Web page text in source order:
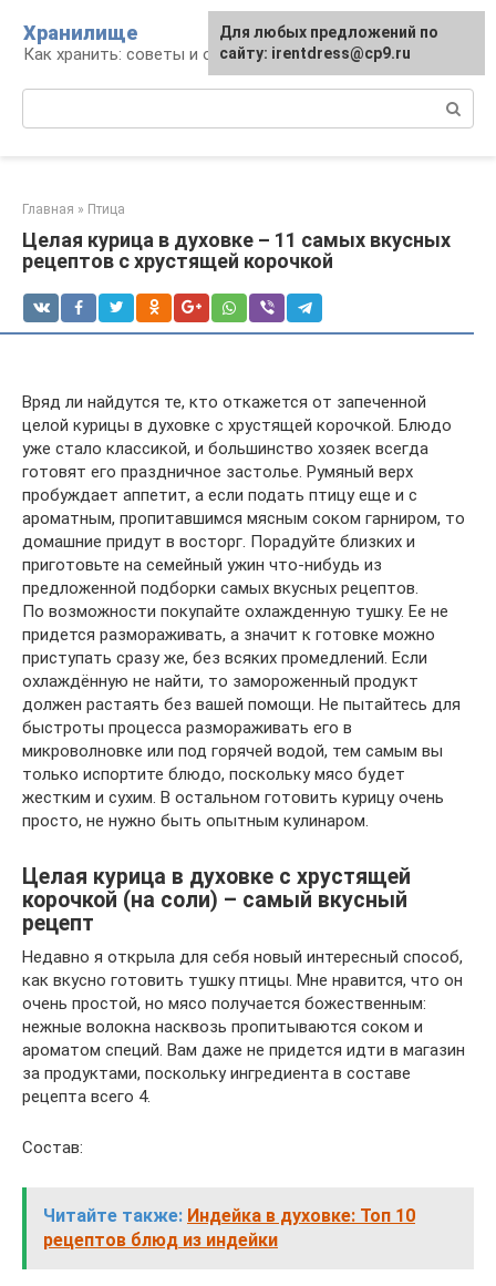
контенту
Хранилище
Как хранить: советы и опыт
Главная » Птица
Целая курица в духовке – 11 самых вкусных
рецептов с хрустящей корочкой
Вряд ли найдутся те, кто откажется от запеченной
целой курицы в духовке с хрустящей корочкой. Блюдо
уже стало классикой, и большинство хозяек всегда
готовят его праздничное застолье. Румяный верх
пробуждает аппетит, а если подать птицу еще и с
ароматным, пропитавшимся мясным соком гарниром, то
домашние придут в восторг. Порадуйте близких и
приготовьте на семейный ужин что-нибудь из
предложенной подборки самых вкусных рецептов.
По возможности покупайте охлажденную тушку. Ее не
придется размораживать, а значит к готовке можно
приступать сразу же, без всяких промедлений. Если
охлаждённую не найти, то замороженный продукт
должен растаять без вашей помощи. Не пытайтесь для
быстроты процесса размораживать его в
микроволновке или под горячей водой, тем самым вы
только испортите блюдо, поскольку мясо будет
жестким и сухим. В остальном готовить курицу очень
просто, не нужно быть опытным кулинаром.
Целая курица в духовке с хрустящей
корочкой (на соли) – самый вкусный
рецепт
Недавно я открыла для себя новый интересный способ,
как вкусно готовить тушку птицы. Мне нравится, что он
очень простой, но мясо получается божественным:
нежные волокна насквозь пропитываются соком и
ароматом специй. Вам даже не придется идти в магазин
за продуктами, поскольку ингредиента в составе
рецепта всего 4.
Состав:
Читайте также: Индейка в духовке: Топ 10
рецептов блюд из индейки
Для любых предложений по
сайту: irentdress@cp9.ru